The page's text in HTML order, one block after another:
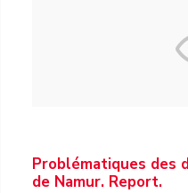
Problématiques des
de Namur. Report.